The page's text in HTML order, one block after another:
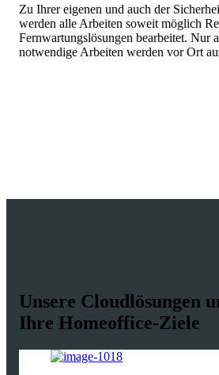
Zu Ihrer eigenen und auch der
werden alle Arbeiten soweit möglich
Fernwartungslösungen bearbeitet. Nur
notwendige Arbeiten werden vor Ort
Unsere Cloudlösungen
Ihre Homeoffice-Ziele